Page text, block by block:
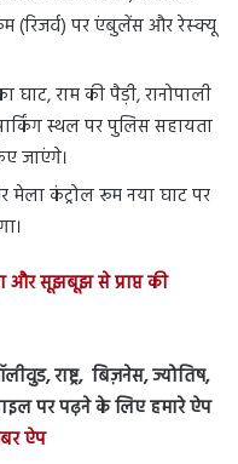
(रिजर्व) पर एंबुलेंस और रेस्क्यू
घाट, राम की पैड़ी, रानोपाली
स्थल पर पुलिस सहायता
जाएंगे।
मेला कंट्रोल रूम नया घाट पर
और सूझबूझ से प्राप्त की
राष्ट्र, बिज़नेस, ज्योतिष,
पर पढ़ने के लिए हमारे ऐप
ऐप